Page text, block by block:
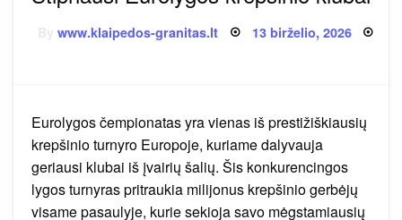
Bywww.klaipedos-granitas.lt Posted
on
13 birželio, 2026
Eurolygos čempionatas yra vienas iš prestižiškiausių
krepšinio turnyro Europoje, kuriame dalyvauja
geriausi klubai iš įvairių šalių. Šis konkurencingos
lygos turnyras pritraukia milijonus krepšinio gerbėjų
visame pasaulyje, kurie sekioja savo mėgstamiausių